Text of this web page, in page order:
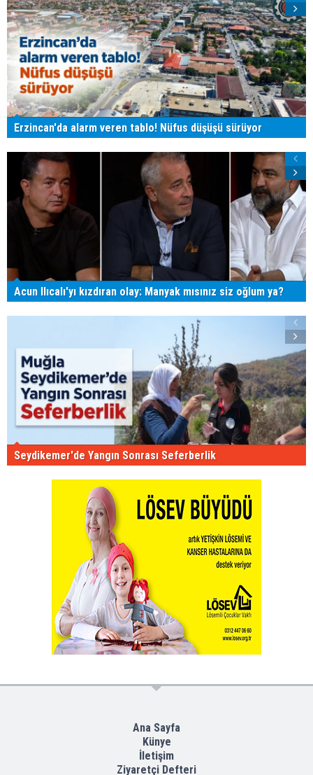
Erzincan'da alarm veren tablo! Nüfus düşüşü sürüyor
Acun Ilıcalı'yı kızdıran olay: Manyak mısınız siz oğlum ya?
Seydikemer'de Yangın Sonrası Seferberlik
Ana Sayfa
Künye
İletişim
Ziyaretçi Defteri